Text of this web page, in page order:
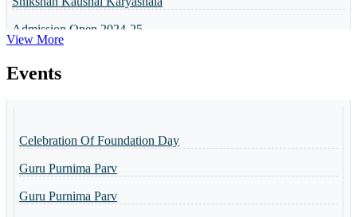
Admission Open 2024-25
व्यक्तित्व विकास शिविर
5 or 8 Merit List
Shri Ramlala Pran Prathistha Utsav
नैैपुुण्य शिविर 31.10.2023 से 04.11.2023 तक आयोजित किया गया
Guru Purnima Invitation Card
View More
Events
Guru Purnima Parv
Guru Purnima Parv
Urja Mahila Help Desk Karyapranali